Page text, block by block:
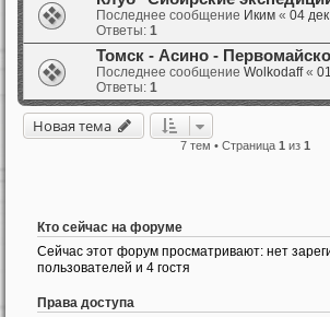
Последнее сообщение Иким « 04
Ответы: 1
Томск - Асино -
Последнее сообщение Wolkodaff«
Ответы: 1
Новая тема
7 тем • Страница 1 из 1
Кто сейчас на форуме
Сейчас этот форум просматривают: нет
пользователей и 4 гостя
Права доступа